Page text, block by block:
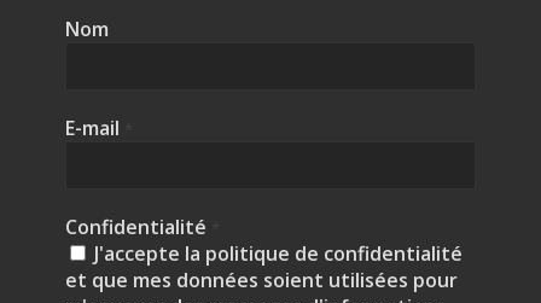
Nom
E-mail
Confidentialité
J'accepte la politique de confidentialité
et que mes données soient utilisées pour